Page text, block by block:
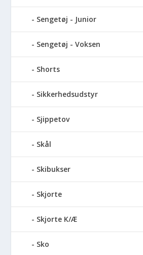
Sengetøj - Junior
Sengetøj - Voksen
Shorts
Sikkerhedsudstyr
Sjippetov
Skål
Skibukser
Skjorte
Skjorte K/Æ
Sko